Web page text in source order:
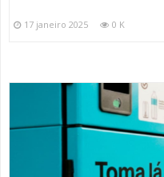
17 janeiro 2025 0 K